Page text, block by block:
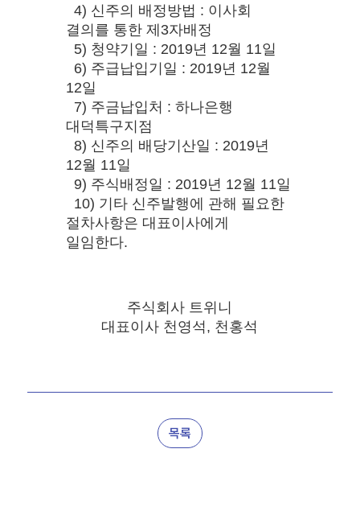
4) 신주의 배정방법 : 이사회
결의를 통한 제3자배정
5) 청약기일 : 2019년 12월 11일
6) 주급납입기일 : 2019년 12월
12일
7) 주금납입처 : 하나은행
대덕특구지점
8) 신주의 배당기산일 : 2019년
12월 11일
9) 주식배정일 : 2019년 12월 11일
10) 기타 신주발행에 관해 필요한
절차사항은 대표이사에게
일임한다.
주식회사 트위니
대표이사 천영석, 천홍석
목록